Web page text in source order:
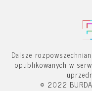
Dalsze
opublikowanych w
© 2022